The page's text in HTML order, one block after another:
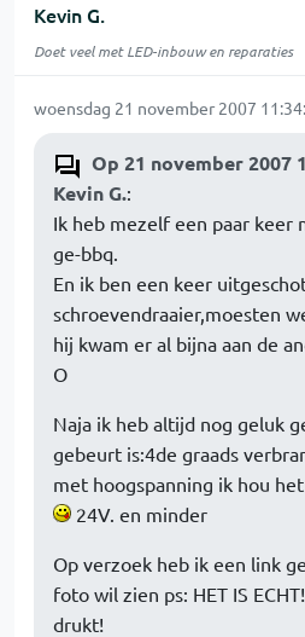
Kevin G.
Doet veel met LED-inbouw en reparaties
woensdag 21 november 2007
Op 21 november 2007
Kevin G.:
Ik heb mezelf een paar keer
ge-bbq.
En ik ben een keer
schroevendraaier,moesten
hij kwam er al bijna aan de
O
Naja ik heb altijd nog geluk
gebeurt is:4de graads
met hoogspanning ik hou
24V. en minder
Op verzoek heb ik een link
foto wil zien ps: HET IS
drukt!